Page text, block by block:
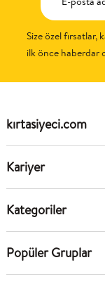
Size özel
ilk önce haberdar
kırtasiyeci.com
Kariyer
Kategoriler
Popüler Gruplar